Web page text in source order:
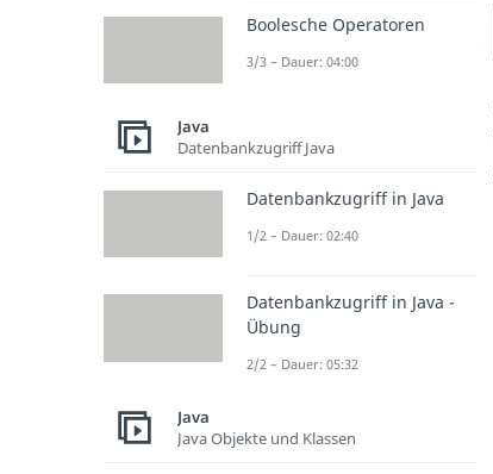
Boolesche Operatoren
3/3 – Dauer: 04:00
Java
Datenbankzugriff Java
Datenbankzugriff in Java
1/2 – Dauer: 02:40
Datenbankzugriff in Java -
Übung
2/2 – Dauer: 05:32
Java
Java Objekte und Klassen